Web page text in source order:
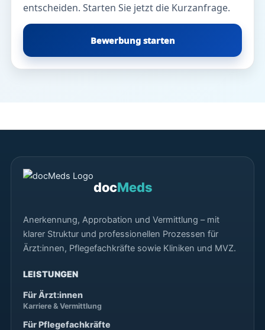
entscheiden. Starten Sie jetzt die Kurzanfrage.
Bewerbung starten
docMeds
Anerkennung, Approbation und Vermittlung – mit
klarer Struktur und professionellen Prozessen für
Ärzt:innen, Pflegefachkräfte sowie Kliniken und MVZ.
LEISTUNGEN
Für Ärzt:innen
Karriere & Vermittlung
Für Pflegefachkräfte